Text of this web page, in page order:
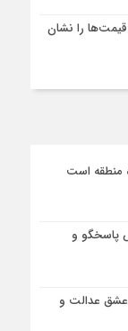
قیمت‌ها را نشان
منطقه است
پاسخگو و
عشق عدالت و